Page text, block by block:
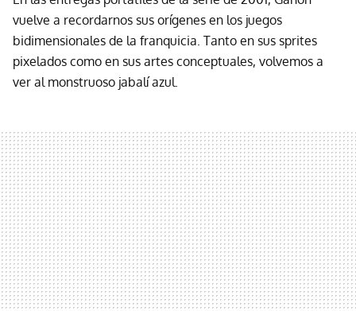
vuelve a recordarnos sus orígenes en los juegos
bidimensionales de la franquicia. Tanto en sus sprites
pixelados como en sus artes conceptuales, volvemos a
ver al monstruoso jabalí azul.